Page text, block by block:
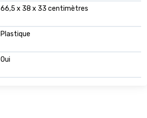
66,5 x 38 x 33 centimètres
Plastique
Oui